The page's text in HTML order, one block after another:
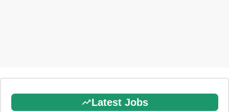
Latest Jobs